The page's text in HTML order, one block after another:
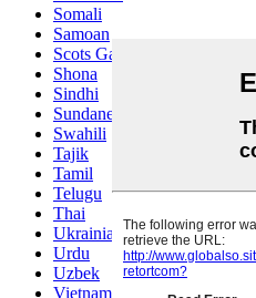
Somali
Samoan
Scots Gaelic
Shona
Sindhi
Sundanese
Swahili
Tajik
Tamil
Telugu
Thai
Ukrainian
Urdu
Uzbek
Vietnamese